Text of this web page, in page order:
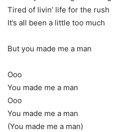
Tired of livin’ life for the rush
It’s all been a little too much
But you made me a man
Ooo
You made me a man
Ooo
You made me a man
(You made me a man)